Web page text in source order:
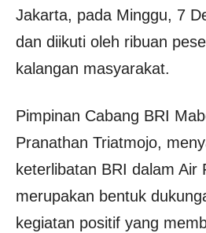
Jakarta, pada Minggu, 7
dan diikuti oleh ribuan
kalangan masyarakat.
Pimpinan Cabang BRI
Pranathan Triatmojo,
keterlibatan BRI dalam Air
merupakan bentuk
kegiatan positif yang